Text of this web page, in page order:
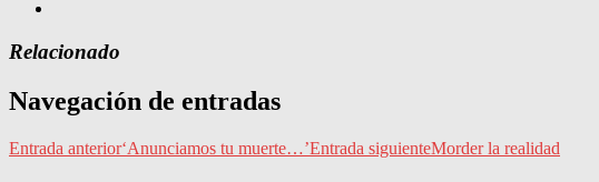
Relacionado
Navegación de entradas
Entrada anterior‘Anunciamos tu muerte…’Entrada siguienteMorder la realidad